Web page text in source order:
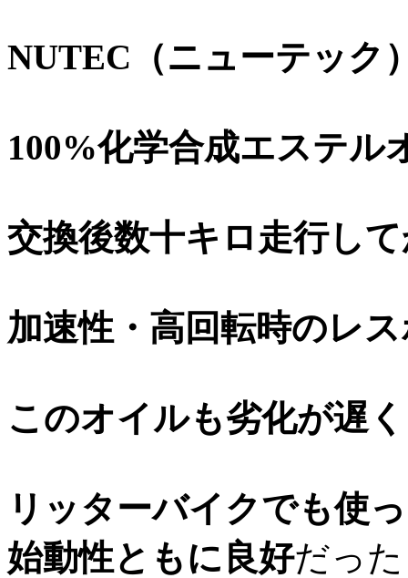
NUTEC（ニューテ
100%化学合成エステル
交換後数十キロ走行し
加速性・高回転時のレ
このオイルも劣化が遅
リッターバイクでも使
始動性ともに良好だった